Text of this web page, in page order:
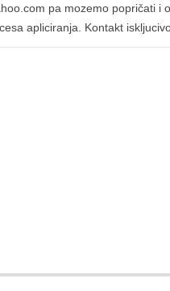
pa mozemo popričati i
apliciranja. Kontakt